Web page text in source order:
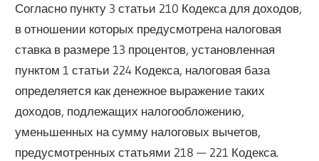
Согласно пункту 3 статьи 210 Кодекса для доходов,
в отношении которых предусмотрена налоговая
ставка в размере 13 процентов, установленная
пунктом 1 статьи 224 Кодекса, налоговая база
определяется как денежное выражение таких
доходов, подлежащих налогообложению,
уменьшенных на сумму налоговых вычетов,
предусмотренных статьями 218 — 221 Кодекса.